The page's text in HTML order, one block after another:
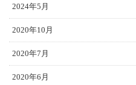
2024年5月
2020年10月
2020年7月
2020年6月